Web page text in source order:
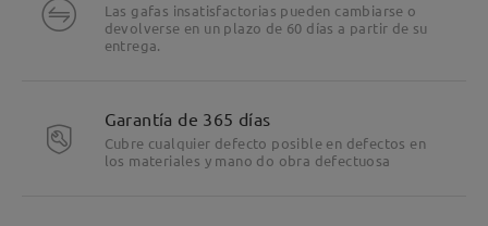
Las gafas insatisfactorias pueden cambiarse o
devolverse en un plazo de 60 días a partir de su
entrega.
Garantía de 365 días
Cubre cualquier defecto posible en defectos en
los materiales y mano do obra defectuosa